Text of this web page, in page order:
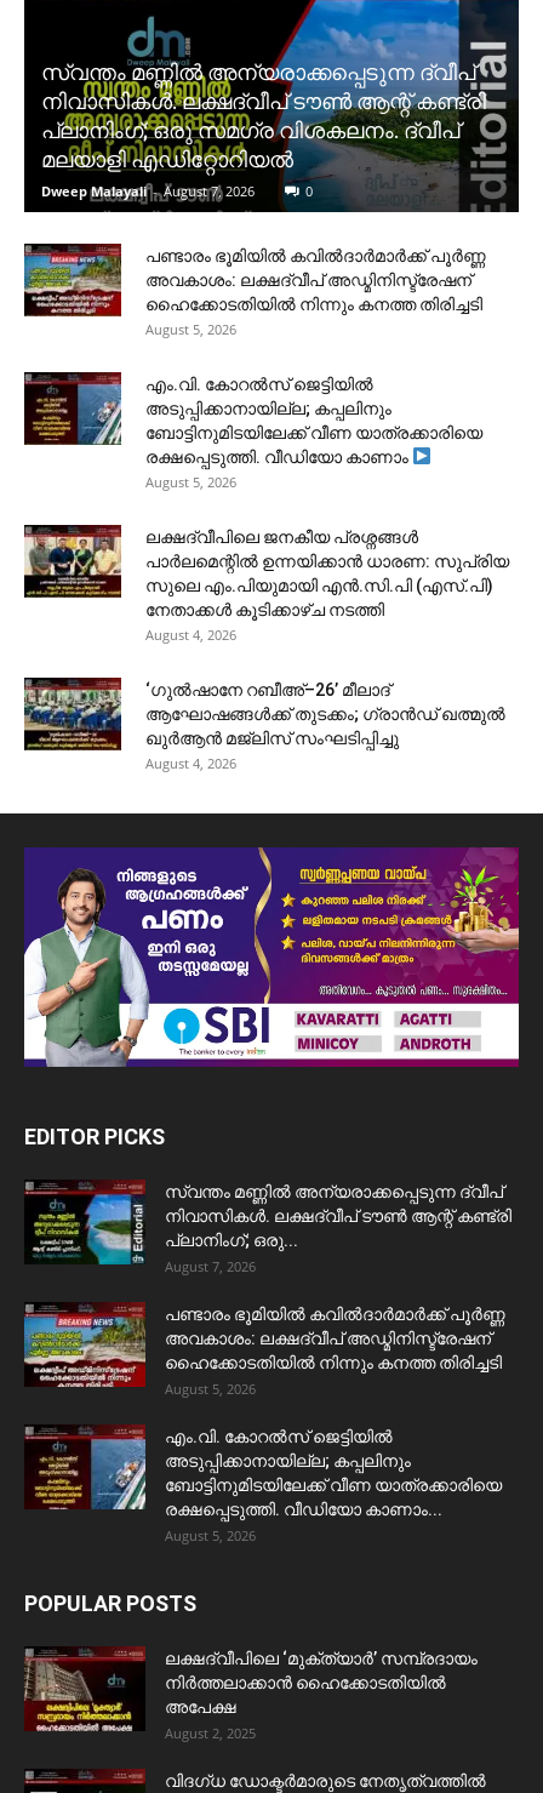
സ്വന്തം മണ്ണിൽ അന്യരാക്കപ്പെടുന്ന ദ്വീപ്
നിവാസികൾ. ലക്ഷദ്വീപ് ടൗൺ ആന്റ് കണ്ട്രി
പ്ലാനിംഗ്; ഒരു സമഗ്ര വിശകലനം. ദ്വീപ്
മലയാളി എഡിറ്റോറിയൽ
Dweep Malayali - August 7, 2026 0
പണ്ടാരം ഭൂമിയിൽ കവിൽദാർമാർക്ക് പൂർണ്ണ
അവകാശം: ലക്ഷദ്വീപ് അഡ്മിനിസ്ട്രേഷന്
ഹൈക്കോടതിയിൽ നിന്നും കനത്ത തിരിച്ചടി
August 5, 2026
​എം.വി. കോറൽസ് ജെട്ടിയിൽ
അടുപ്പിക്കാനായില്ല; കപ്പലിനും
ബോട്ടിനുമിടയിലേക്ക് വീണ യാത്രക്കാരിയെ
രക്ഷപ്പെടുത്തി. വീഡിയോ കാണാം
August 5, 2026
ലക്ഷദ്വീപിലെ ജനകീയ പ്രശ്നങ്ങൾ
പാർലമെന്റിൽ ഉന്നയിക്കാൻ ധാരണ: സുപ്രിയ
സുലെ എം.പിയുമായി എൻ.സി.പി (എസ്.പി)
നേതാക്കൾ കൂടിക്കാഴ്ച നടത്തി
August 4, 2026
‘ഗുൽഷാനേ റബീഅ്–26’ മീലാദ്
ആഘോഷങ്ങൾക്ക് തുടക്കം; ഗ്രാൻഡ് ഖത്മുൽ
ഖുർആൻ മജ്‌ലിസ് സംഘടിപ്പിച്ചു
August 4, 2026
EDITOR PICKS
സ്വന്തം മണ്ണിൽ അന്യരാക്കപ്പെടുന്ന ദ്വീപ്
നിവാസികൾ. ലക്ഷദ്വീപ് ടൗൺ ആന്റ് കണ്ട്രി
പ്ലാനിംഗ്; ഒരു...
August 7, 2026
പണ്ടാരം ഭൂമിയിൽ കവിൽദാർമാർക്ക് പൂർണ്ണ
അവകാശം: ലക്ഷദ്വീപ് അഡ്മിനിസ്ട്രേഷന്
ഹൈക്കോടതിയിൽ നിന്നും കനത്ത തിരിച്ചടി
August 5, 2026
​എം.വി. കോറൽസ് ജെട്ടിയിൽ
അടുപ്പിക്കാനായില്ല; കപ്പലിനും
ബോട്ടിനുമിടയിലേക്ക് വീണ യാത്രക്കാരിയെ
രക്ഷപ്പെടുത്തി. വീഡിയോ കാണാം...
August 5, 2026
POPULAR POSTS
ലക്ഷദ്വീപിലെ ‘മുക്ത്യാർ’ സമ്പ്രദായം
നിർത്തലാക്കാൻ ഹൈക്കോടതിയിൽ
അപേക്ഷ
August 2, 2025
വിദഗ്ധ ഡോക്ടർമാരുടെ നേതൃത്വത്തിൽ